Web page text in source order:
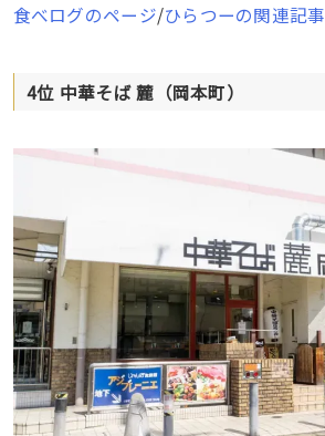
食べログのページ/ひらつーの関連記事
4位 中華そば 麓（岡本町）